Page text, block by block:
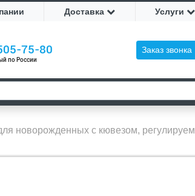
Доставка Услуги
75-80
по России
Заказ звонка
новорожденных с кювезом,